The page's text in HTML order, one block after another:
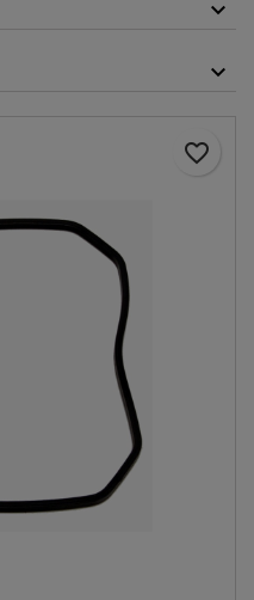
favorite_border